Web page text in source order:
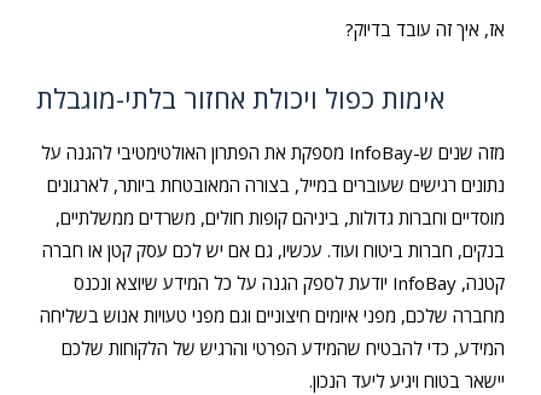
אז, איך זה עובד בדיוק?
אימות כפול ויכולת אחזור בלתי-מוגבלת
מזה שנים ש-InfoBay מספקת את הפתרון האולטימטיבי להגנה על
נתונים רגישים שעוברים במייל, בצורה המאובטחת ביותר, לארגונים
מוסדיים וחברות גדולות, ביניהם קופות חולים, משרדים ממשלתיים,
בנקים, חברות ביטוח ועוד. עכשיו, גם אם יש לכם עסק קטן או חברה
קטנה, InfoBay יודעת לספק הגנה על כל המידע שיוצא ונכנס
מחברה שלכם, מפני איומים חיצוניים וגם מפני טעויות אנוש בשליחה
המידע, כדי להבטיח שהמידע הפרטי והרגיש של הלקוחות שלכם
יישאר בטוח ויגיע ליעד הנכון.